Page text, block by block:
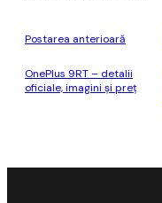
Postarea anterioară
OnePlus 9RT – detalii
oficiale, imagini şi preţ